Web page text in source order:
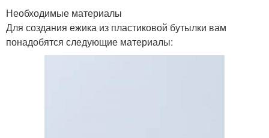
Необходимые материалы
Для создания ежика из пластиковой бутылки вам
понадобятся следующие материалы: